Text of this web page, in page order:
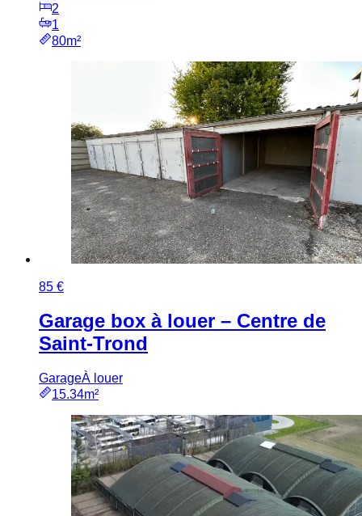
2
1
80m²
85 €
Garage box à louer – Centre de
Saint-Trond
GarageÀ louer
15.34m²